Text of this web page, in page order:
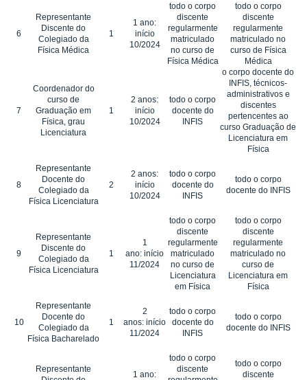
6
Representante
Discente do
Colegiado da
Física Médica
1
1 ano:
início
10/2024
todo o corpo
discente
regularmente
matriculado
no curso de
Física Médica
todo o corpo
discente
regularmente
matriculado no
curso de Física
Médica
7
Coordenador do
curso de
Graduação em
Física, grau
Licenciatura
1
2 anos:
início
10/2024
todo o corpo
docente do
INFIS
o corpo docente do
INFIS, técnicos-
administrativos e
discentes
pertencentes ao
curso Graduação de
Licenciatura em
Física
8
Representante
Docente do
Colegiado da
Física Licenciatura
2
2 anos:
início
10/2024
todo o corpo
docente do
INFIS
todo o corpo
docente do INFIS
9
Representante
Discente do
Colegiado da
Física Licenciatura
1
1
ano: início
11/2024
todo o corpo
discente
regularmente
matriculado
no curso de
Licenciatura
em Física
todo o corpo
discente
regularmente
matriculado no
curso de
Licenciatura em
Física
10
Representante
Docente do
Colegiado da
Física Bacharelado
1
2
anos: início
11/2024
todo o corpo
docente do
INFIS
todo o corpo
docente do INFIS
Representante
1 ano:
todo o corpo
discente
todo o corpo
discente